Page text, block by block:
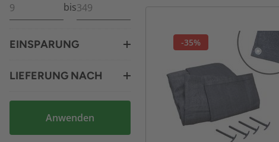
bis
EINSPARUNG
LIEFERUNG NACH
Anwenden
-35%